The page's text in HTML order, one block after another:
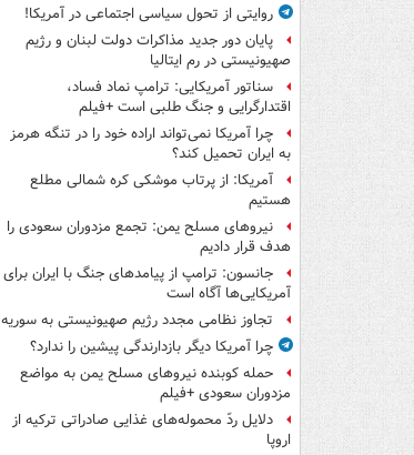
روایتی از تحول سیاسی اجتماعی در آمریکا!
پایان دور جدید مذاکرات دولت لبنان و رژیم
صهیونیستی در رم ایتالیا
سناتور آمریکایی: ترامپ نماد فساد،
اقتدارگرایی و جنگ طلبی است +فیلم
چرا آمریکا نمی‌تواند اراده خود را در تنگه هرمز
به ایران تحمیل کند؟
آمریکا: از پرتاب موشکی کره شمالی مطلع
هستیم
نیروهای مسلح یمن: تجمع مزدوران سعودی را
هدف قرار دادیم
جانسون: ترامپ از پیامدهای جنگ با ایران برای
آمریکایی‌ها آگاه است
تجاوز نظامی مجدد رژیم صهیونیستی به سوریه
چرا آمریکا دیگر بازدارندگی پیشین را ندارد؟
حمله کوبنده نیروهای مسلح یمن به مواضع
مزدوران سعودی +فیلم
دلایل ردّ محموله‌های غذایی صادراتی ترکیه از
اروپا